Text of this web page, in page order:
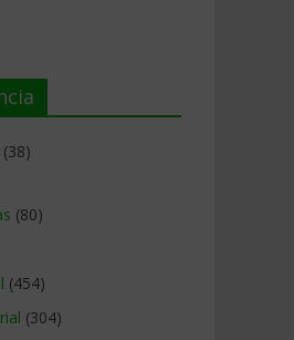
(38)
(80)
(454)
(304)